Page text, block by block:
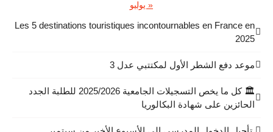
« يوليو
Les 5 destinations touristiques incontournables en France en
2025
موعد دفع الشطر الأول لمكتتبي عدل 3
🏛️ كل ما يخص التسجيلات الجامعية 2025/2026 للطلبة الجدد
الحائزين على شهادة البكالوريا